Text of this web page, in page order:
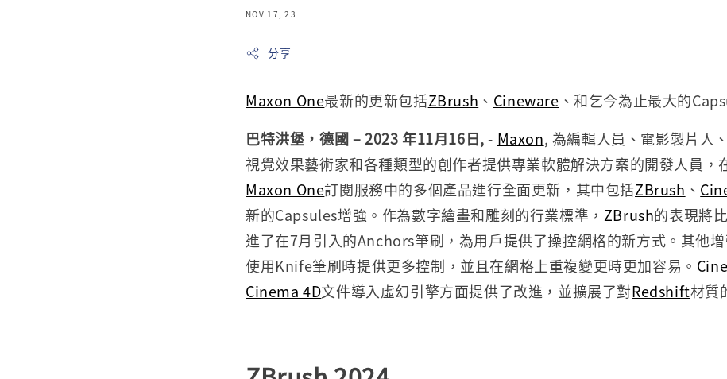
NOV 17, 23
分享
Maxon One最新的更新包括ZBrush 、 Cineware 、和乞今為止最大的
巴特洪堡，德國 – 2023 年11月16日,- Maxon, 為編輯人員、電影製片人
視覺效果藝術家和各種類型的創作者提供專業軟體解決方案的開發人員，
Maxon One訂閱服務中的多個產品進行全面更新，其中包括ZBrush 、
新的Capsules增強。作為數字繪畫和雕刻的行業標準， ZBrush的表現將
進了在7月引入的Anchors筆刷，為用戶提供了操控網格的新方式。其他
使用Knife筆刷時提供更多控制，並且在網格上重複變更時更加容易。
Cinema 4D文件導入虛幻引擎方面提供了改進，並擴展了對Redshift材質